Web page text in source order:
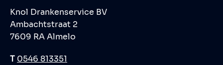
Knol Drankenservice BV
Ambachtstraat 2
7609 RA Almelo
T 0546 813351